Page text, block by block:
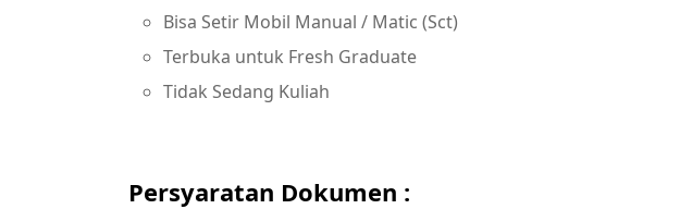
Bisa Setir Mobil Manual / Matic (Sct)
Terbuka untuk Fresh Graduate
Tidak Sedang Kuliah
Persyaratan Dokumen :